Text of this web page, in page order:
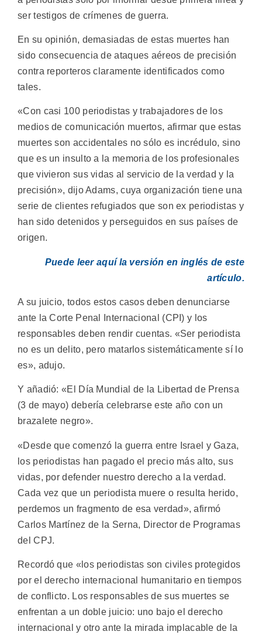
ser testigos de crímenes de guerra.
En su opinión, demasiadas de estas muertes han
sido consecuencia de ataques aéreos de precisión
contra reporteros claramente identificados como
tales.
«Con casi 100 periodistas y trabajadores de los
medios de comunicación muertos, afirmar que estas
muertes son accidentales no sólo es incrédulo, sino
que es un insulto a la memoria de los profesionales
que vivieron sus vidas al servicio de la verdad y la
precisión», dijo Adams, cuya organización tiene una
serie de clientes refugiados que son ex periodistas y
han sido detenidos y perseguidos en sus países de
origen.
Puede leer aquí la versión en inglés de este
artículo.
A su juicio, todos estos casos deben denunciarse
ante la Corte Penal Internacional (CPI) y los
responsables deben rendir cuentas. «Ser periodista
no es un delito, pero matarlos sistemáticamente sí lo
es», adujo.
Y añadió: «El Día Mundial de la Libertad de Prensa
(3 de mayo) debería celebrarse este año con un
brazalete negro».
«Desde que comenzó la guerra entre Israel y Gaza,
los periodistas han pagado el precio más alto, sus
vidas, por defender nuestro derecho a la verdad.
Cada vez que un periodista muere o resulta herido,
perdemos un fragmento de esa verdad», afirmó
Carlos Martínez de la Serna, Director de Programas
del CPJ.
Recordó que «los periodistas son civiles protegidos
por el derecho internacional humanitario en tiempos
de conflicto. Los responsables de sus muertes se
enfrentan a un doble juicio: uno bajo el derecho
internacional y otro ante la mirada implacable de la